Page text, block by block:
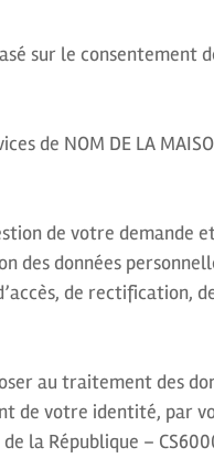
sur le consentement
de NOM DE LA
de votre
des données
de
au traitement des
de votre identité, par
la République –